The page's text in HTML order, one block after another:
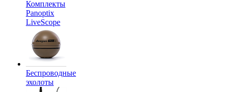
Комплекты
Panoptix
LiveScope
Беспроводные
эхолоты